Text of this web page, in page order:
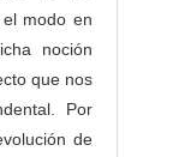
modo en
noción
que nos
Por
de